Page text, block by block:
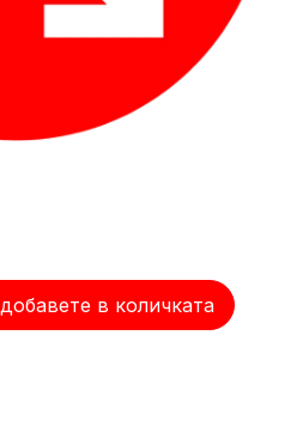
добавете в количката